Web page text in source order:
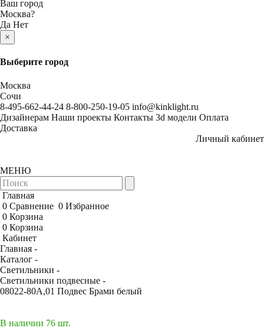
Ваш город
Москва?
Да Нет
×
Выберите город
Москва
Сочи
8-495-662-44-24 8-800-250-19-05 info@kinklight.ru
Дизайнерам Наши проекты Контакты 3d модели Оплата
Доставка
Личный кабинет
МЕНЮ
Главная
0 Сравнение 0 Избранное
0 Корзина
0 Корзина
Кабинет
Главная -
Каталог -
Светильники -
Светильники подвесные -
08022-80A,01 Подвес Брами белый
В наличии 76 шт.